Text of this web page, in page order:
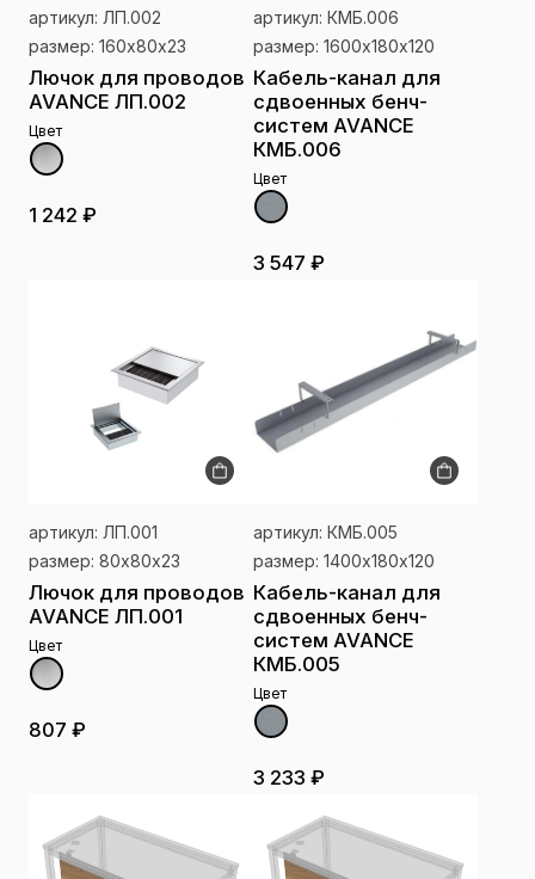
артикул: ЛП.002
размер: 160х80х23
Лючок для проводов
AVANCE ЛП.002
Цвет
1 242 ₽
артикул: КМБ.006
размер: 1600х180х120
Кабель-канал для
сдвоенных бенч-
систем AVANCE
КМБ.006
Цвет
3 547 ₽
артикул: ЛП.001
размер: 80х80х23
Лючок для проводов
AVANCE ЛП.001
Цвет
807 ₽
артикул: КМБ.005
размер: 1400х180х120
Кабель-канал для
сдвоенных бенч-
систем AVANCE
КМБ.005
Цвет
3 233 ₽